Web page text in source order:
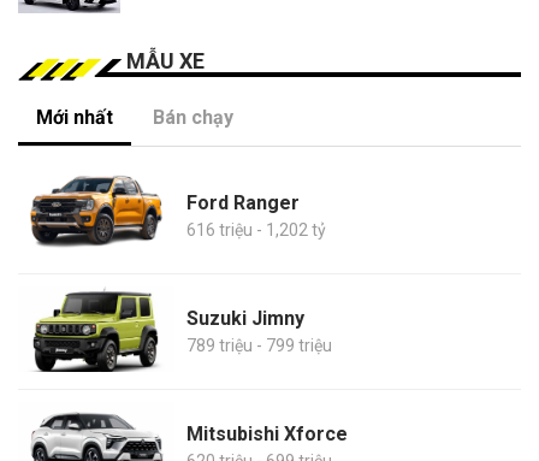
MẪU XE
Mới nhất Bán chạy
Ford Ranger
616 triệu - 1,202 tỷ
Suzuki Jimny
789 triệu - 799 triệu
Mitsubishi Xforce